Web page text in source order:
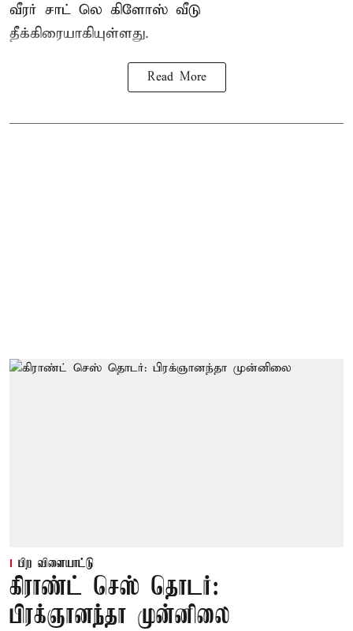
வீரர் சாட் லெ கிளோஸ் வீடு
தீக்கிரையாகியுள்ளது.
Read More
பிற விளையாட்டு
கிராண்ட் செஸ் தொடர்:
பிரக்ஞானந்தா முன்னிலை